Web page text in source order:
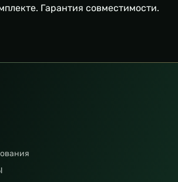
Гарантия совместимости.